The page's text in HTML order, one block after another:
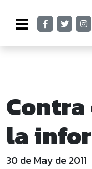
la
30 de May de 2011